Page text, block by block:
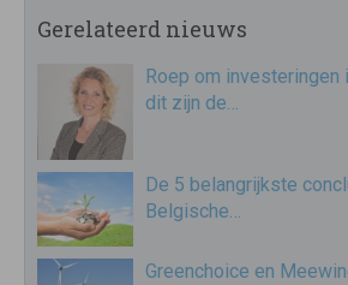
Gerelateerd nieuws
Roep om investeringen
dit zijn de…
De 5 belangrijkste
Belgische…
Greenchoice en